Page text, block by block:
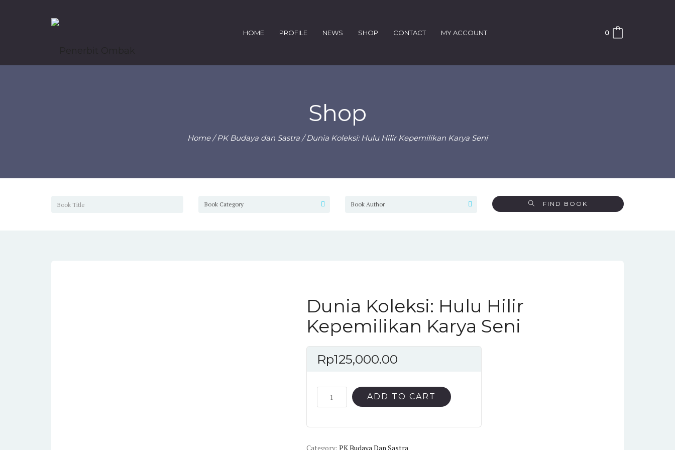
0
HOME PROFILE NEWS SHOP CONTACT MY ACCOUNT
Shop
Home/PK Budaya dan Sastra / Dunia Koleksi: Hulu Hilir Kepemilikan Karya Seni
FIND BOOK
Dunia Koleksi: Hulu Hilir
Kepemilikan Karya Seni
Rp125,000.00
Koleksi:
Hilir
ADD TO CART
Category: PK Budaya Dan Sastra